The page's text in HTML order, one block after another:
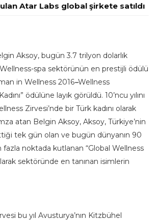
Atar Labs global şirkete satıldı
Aksoy, bugün 3.7 trilyon dolarlık
spa sektörünün en prestijli ödülü
in Wellness 2016–Wellness
ödülüne layık görüldü. 10’ncu yılını
Zirvesi’nde bir Türk kadını olarak
atan Belgin Aksoy, Aksoy, Türkiye’nin
tek gün olan ve bugün dünyanın 90
noktada kutlanan “Global Wellness
sektöründe en tanınan isimlerin
bu yıl Avusturya’nın Kitzbühel